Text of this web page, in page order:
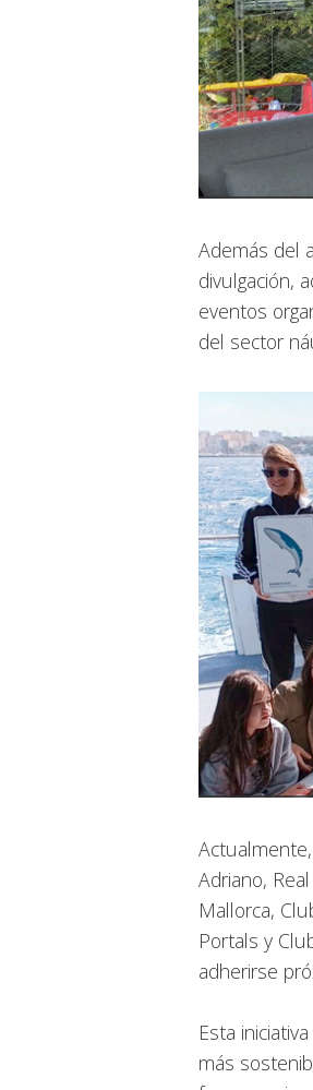
Además del
divulgación,
eventos
del sector
Adriano,
Mallorca,
Portals y
adherirse
Esta
más